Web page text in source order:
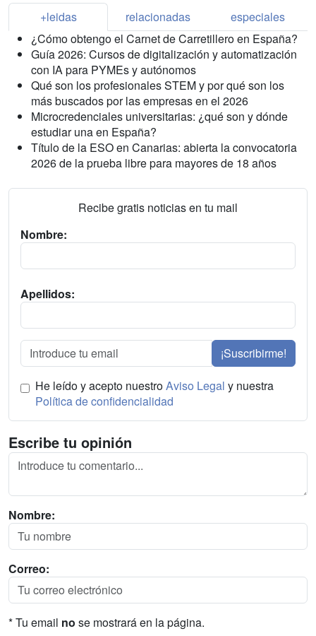
+leidas relacionadas
especiales
¿Cómo obtengo el Carnet de Carretillero en España?
Guía 2026: Cursos de digitalización y automatización
con IA para PYMEs y autónomos
Qué son los profesionales STEM y por qué son los
más buscados por las empresas en el 2026
Microcredenciales universitarias: ¿qué son y dónde
estudiar una en España?
Título de la ESO en Canarias: abierta la convocatoria
2026 de la prueba libre para mayores de 18 años
Recibe gratis noticias en tu mail
Nombre:
Apellidos:
¡Suscribirme!
He leído y acepto nuestroAviso Legal y nuestra
Política de confidencialidad
Escribe tu opinión
Nombre:
Correo:
* Tu email no se mostrará en la página.